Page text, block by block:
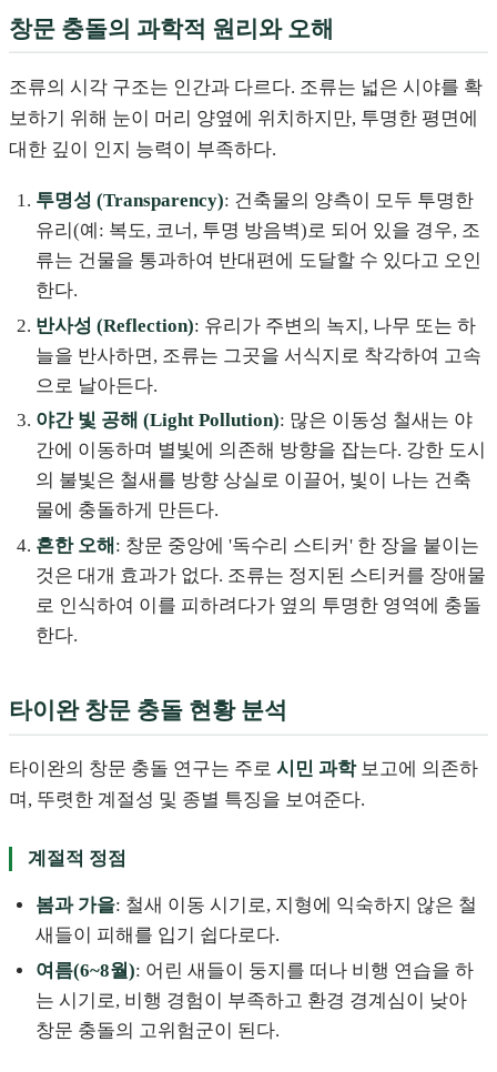
창문 충돌의 과학적 원리와 오해
조류의 시각 구조는 인간과 다르다. 조류는 넓은 시야를 확
보하기 위해 눈이 머리 양옆에 위치하지만, 투명한 평면에
대한 깊이 인지 능력이 부족하다.
투명성 (Transparency): 건축물의 양측이 모두 투명한
유리(예: 복도, 코너, 투명 방음벽)로 되어 있을 경우, 조
류는 건물을 통과하여 반대편에 도달할 수 있다고 오인
한다.
반사성 (Reflection): 유리가 주변의 녹지, 나무 또는 하
늘을 반사하면, 조류는 그곳을 서식지로 착각하여 고속
으로 날아든다.
야간 빛 공해 (Light Pollution): 많은 이동성 철새는 야
간에 이동하며 별빛에 의존해 방향을 잡는다. 강한 도시
의 불빛은 철새를 방향 상실로 이끌어, 빛이 나는 건축
물에 충돌하게 만든다.
흔한 오해 : 창문 중앙에 '독수리 스티커' 한 장을 붙이는
것은 대개 효과가 없다. 조류는 정지된 스티커를 장애물
로 인식하여 이를 피하려다가 옆의 투명한 영역에 충돌
한다.
타이완 창문 충돌 현황 분석
타이완의 창문 충돌 연구는 주로 시민 과학보고에 의존하
며, 뚜렷한 계절성 및 종별 특징을 보여준다.
계절적 정점
봄과 가을: 철새 이동 시기로, 지형에 익숙하지 않은 철
새들이 피해를 입기 쉽다로다.
여름(6~8월): 어린 새들이 둥지를 떠나 비행 연습을 하
는 시기로, 비행 경험이 부족하고 환경 경계심이 낮아
창문 충돌의 고위험군이 된다.